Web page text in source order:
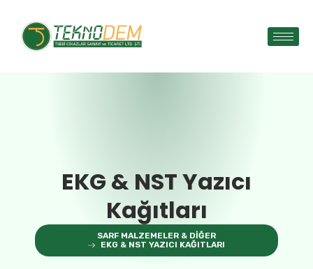
EKG & NST Yazıcı
Kağıtları
SARF MALZEMELER & DIĞER
EKG & NST YAZICI KAĞITLARI